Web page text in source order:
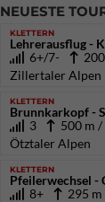
NEUESTE
KLETTERN
Lehrerausflug -
6+/7-
Zillertaler Alpen
KLETTERN
Brunnkarkopf -
3
500 m
Ötztaler Alpen
KLETTERN
Pfeilerwechsel -
8+
295